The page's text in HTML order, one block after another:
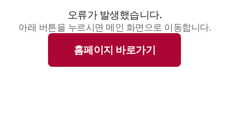
오류가 발생했습니다.
아래 버튼을 누르시면 메인 화면으로 이동합니다.
홈페이지 바로가기